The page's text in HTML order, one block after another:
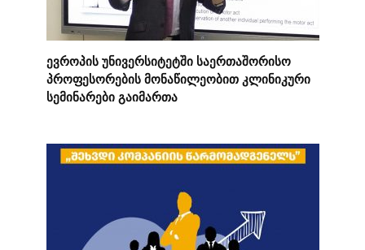
ევროპის უნივერსიტეტში საერთაშორისო
პროფესორების მონაწილეობით კლინიკური
სემინარები გაიმართა